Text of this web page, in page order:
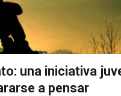
una iniciativa
a pensar